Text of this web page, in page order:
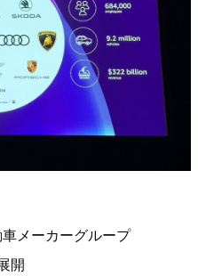
メーカーグループ
開